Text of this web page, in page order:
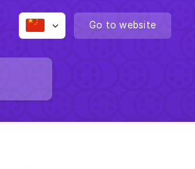
Go to website